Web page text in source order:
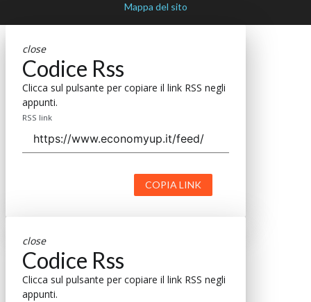
Mappa del sito
close
Codice Rss
Clicca sul pulsante per copiare il link RSS negli
appunti.
RSS link
COPIA LINK
close
Codice Rss
Clicca sul pulsante per copiare il link RSS negli
appunti.